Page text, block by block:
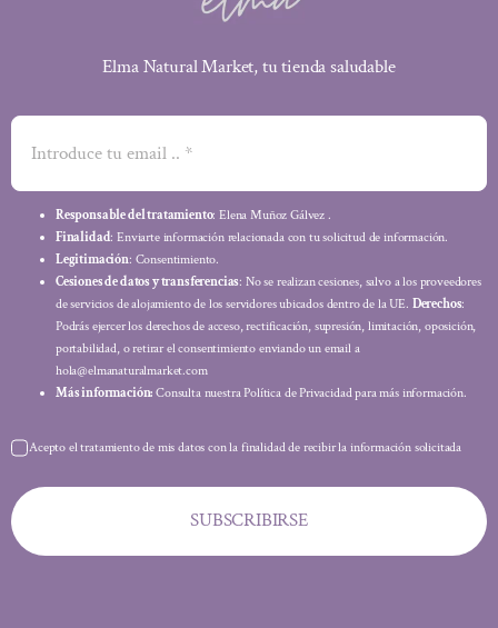
Elma Natural Market, tu tienda saludable
Responsable del tratamiento: Elena Muñoz Gálvez .
Finalidad: Enviarte información relacionada con tu solicitud de información.
Legitimación: Consentimiento.
Cesiones de datos y transferencias: No se realizan cesiones, salvo a los proveedores
de servicios de alojamiento de los servidores ubicados dentro de la UE. Derechos:
Podrás ejercer los derechos de acceso, rectificación, supresión, limitación, oposición,
portabilidad, o retirar el consentimiento enviando un email a
hola@elmanaturalmarket.com
Más información: Consulta nuestra Política de Privacidad para más información.
Acepto el tratamiento de mis datos con la finalidad de recibir la información solicitada
SUBSCRIBIRSE